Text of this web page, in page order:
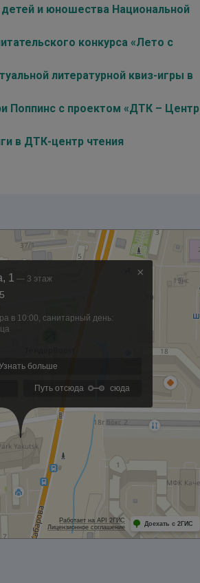
и юношества Национальной
конкурса «Лето с
литературной квиз-игры в
Поппинс с проектом «ДТК – Центр
в ДТК-центр чтения